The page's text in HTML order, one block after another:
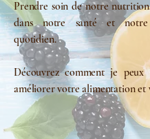
Prendre soin de notre
dans notre santé et
quotidien.
Découvrez comment je
améliorer votre alimentation et